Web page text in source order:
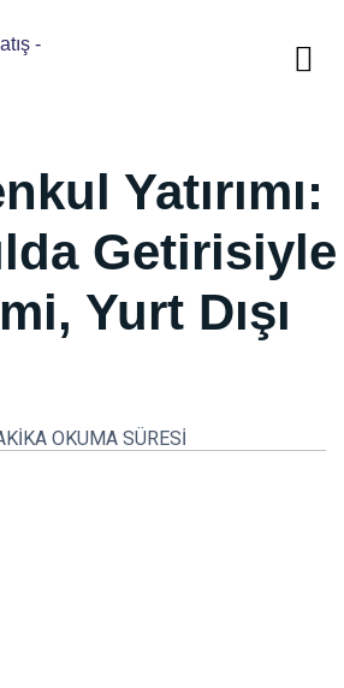
Yatırımı:
Getirisiyle
Yurt Dışı
OKUMA SÜRESI